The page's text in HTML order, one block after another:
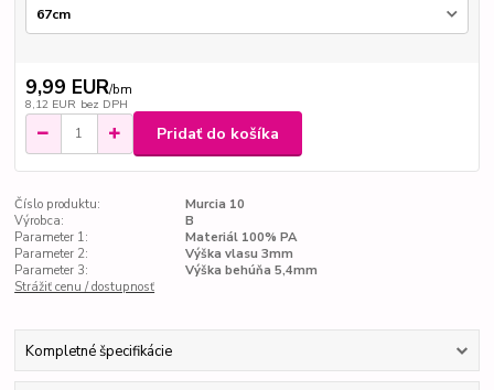
9,99 EUR/bm
8,12 EUR bez DPH
Pridať do košíka
Číslo produktu:
Murcia 10
Výrobca:
B
Parameter 1:
Materiál 100% PA
Parameter 2:
Výška vlasu 3mm
Parameter 3:
Výška behúňa 5,4mm
Strážiť cenu / dostupnosť
Kompletné špecifikácie